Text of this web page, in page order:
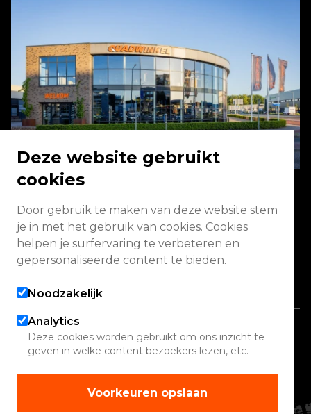
Energieweg 2 3771 NA Barneveld
Vandaag geopend van 08:00 - 17:00
Copyright 2026 Quadwinkel
Cookie instellingen
Contact
Deze website gebruikt
cookies
Door gebruik te maken van deze website stem
je in met het gebruik van cookies. Cookies
helpen je surfervaring te verbeteren en
gepersonaliseerde content te bieden.
Noodzakelijk
Analytics
Deze cookies worden gebruikt om ons inzicht te
geven in welke content bezoekers lezen, etc.
Voorkeuren opslaan